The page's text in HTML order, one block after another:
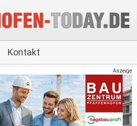
Kontakt
Anzeige